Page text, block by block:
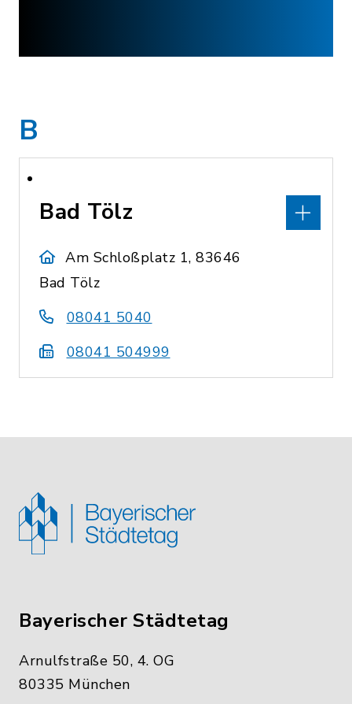
B
Bad Tölz
Am Schloßplatz 1, 83646
Bad Tölz
08041 5040
08041 504999
Bayerischer Städtetag
Arnulfstraße 50, 4. OG
80335 München